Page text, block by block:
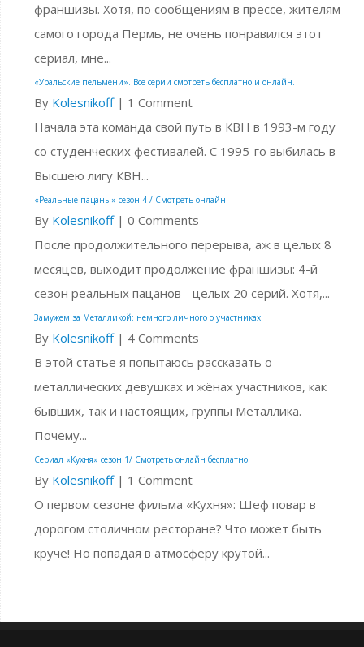
франшизы. Хотя, по сообщениям в прессе, жителям
самого города Пермь, не очень понравился этот
сериал, мне...
«Уральские пельмени». Все серии смотреть бесплатно и онлайн.
By Kolesnikoff| 1 Comment
Начала эта команда свой путь в КВН в 1993-м году
со студенческих фестивалей. С 1995-го выбилась в
Высшею лигу КВН...
«Реальные пацаны» сезон 4 / Смотреть онлайн
By Kolesnikoff| 0 Comments
После продолжительного перерыва, аж в целых 8
месяцев, выходит продолжение франшизы: 4-й
сезон реальных пацанов - целых 20 серий. Хотя,...
Замужем за Металликой: немного личного о участниках
By Kolesnikoff| 4 Comments
В этой статье я попытаюсь рассказать о
металлических девушках и жёнах участников, как
бывших, так и настоящих, группы Металлика.
Почему...
Сериал «Кухня» сезон 1/ Смотреть онлайн бесплатно
By Kolesnikoff| 1 Comment
О первом сезоне фильма «Кухня»: Шеф повар в
дорогом столичном ресторане? Что может быть
круче! Но попадая в атмосферу крутой...